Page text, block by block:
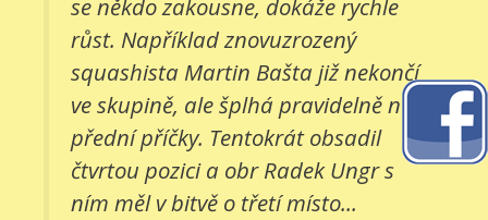
se někdo zakousne, dokáže rychle
růst. Například znovuzrozený
squashista Martin Bašta již nekončí
ve skupině, ale šplhá pravidelně na
přední příčky. Tentokrát obsadil
čtvrtou pozici a obr Radek Ungr s
ním měl v bitvě o třetí místo...